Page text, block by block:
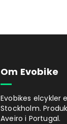
Om Evobike
Evobikes elcykler
Stockholm.
Aveiro i Portugal.